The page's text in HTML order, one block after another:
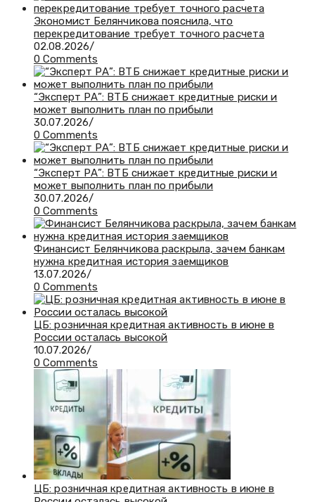
Экономист Белянчикова пояснила, что
перекредитование требует точного расчета
02.08.2026/
0 Comments
“Эксперт РА”: ВТБ снижает кредитные риски и
может выполнить план по прибыли
30.07.2026/
0 Comments
“Эксперт РА”: ВТБ снижает кредитные риски и
может выполнить план по прибыли
30.07.2026/
0 Comments
Финансист Белянчикова раскрыла, зачем банкам
нужна кредитная история заемщиков
13.07.2026/
0 Comments
ЦБ: розничная кредитная активность в июне в
России осталась высокой
10.07.2026/
0 Comments
ЦБ: розничная кредитная активность в июне в